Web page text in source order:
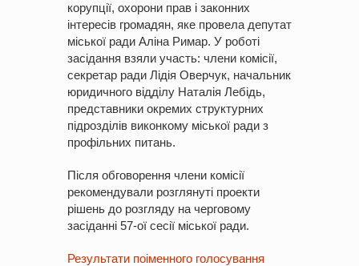
корупції, охорони прав і законних
інтересів громадян, яке провела депутат
міської ради Аліна Римар. У роботі
засідання взяли участь: члени комісії,
секретар ради Лідія Оверчук, начальник
юридичного відділу Наталія Лебідь,
представники окремих структурних
підрозділів виконкому міської ради з
профільних питань.
Після обговорення члени комісії
рекомендували розглянуті проекти
рішень до розгляду на черговому
засіданні 57-ої сесії міської ради.
Результати поіменного голосування